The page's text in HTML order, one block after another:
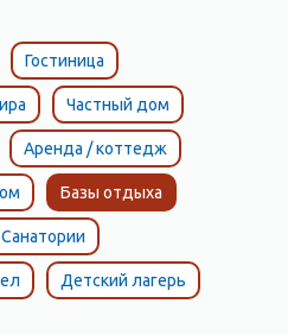
Гостиница
Частный дом
Аренда / коттедж
Базы отдыха
Санатории
Детский лагерь